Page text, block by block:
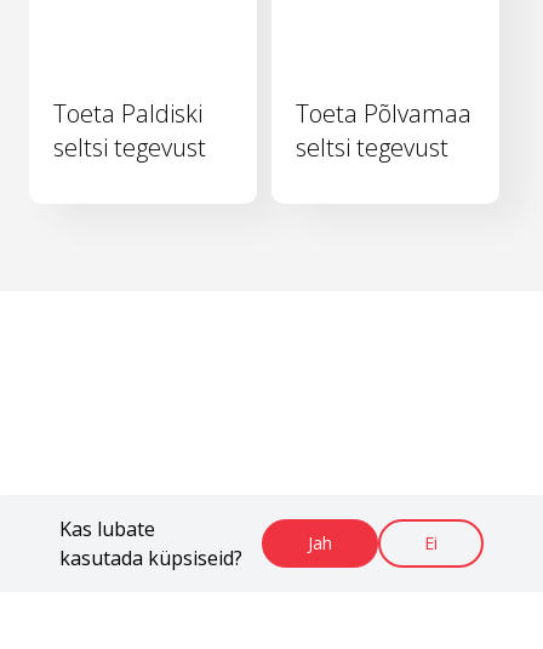
Kas lubate
kasutada küpsiseid?
Jah Ei
Toeta Paldiski
seltsi tegevust
Toeta Põlvamaa
seltsi tegevust